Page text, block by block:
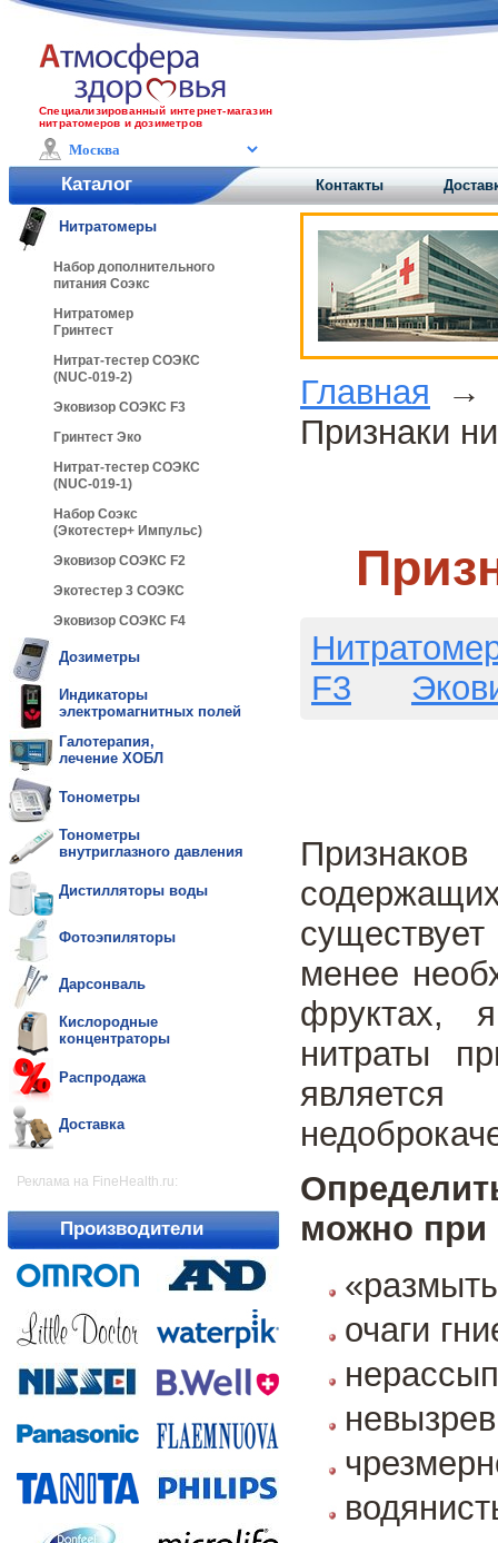
Специализированный интернет-магазин
нитратомеров и дозиметров
Каталог Контакты
Нитратомеры
Набор дополнительного
питания Соэкс
Нитратомер
Гринтест
Нитрат-тестер СОЭКС
(NUC-019-2)
Эковизор СОЭКС F3
Гринтест Эко
Нитрат-тестер СОЭКС
(NUC-019-1)
Набор Соэкс
(Экотестер+ Импульс)
Эковизор СОЭКС F2
Экотестер 3 СОЭКС
Эковизор СОЭКС F4
Дозиметры
Индикаторы
электромагнитных полей
Галотерапия,
лечение ХОБЛ
Тонометры
Тонометры
внутриглазного давления
Дистилляторы воды
Фотоэпиляторы
Дарсонваль
Кислородные
концентраторы
Распродажа
Доставка
Реклама на FineHealth.ru:
Производители
Главная →
Признаки
F3
менее
фруктах,
нитраты
можно при
очаги